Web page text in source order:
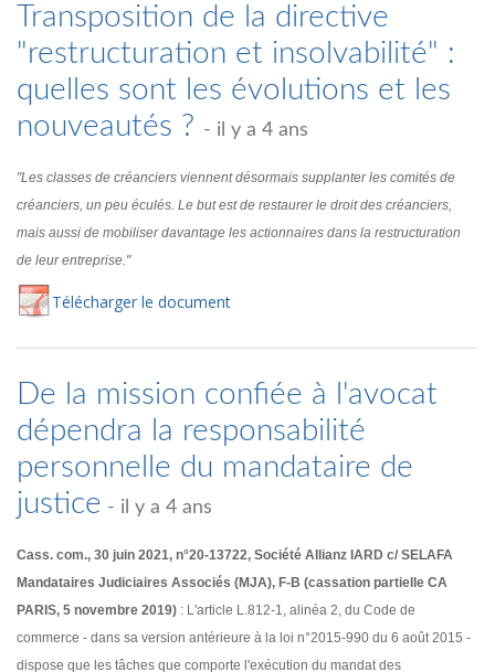
Transposition de la directive
"restructuration et insolvabilité" :
quelles sont les évolutions et les
nouveautés ? - il y a 4 ans
"Les classes de créanciers viennent désormais supplanter les comités de
créanciers, un peu éculés. Le but est de restaurer le droit des créanciers,
mais aussi de mobiliser davantage les actionnaires dans la restructuration
de leur entreprise."
Télécharger le document
De la mission confiée à l'avocat
dépendra la responsabilité
personnelle du mandataire de
justice - il y a 4 ans
Cass. com., 30 juin 2021, n°20-13722, Société Allianz IARD c/ SELAFA
Mandataires Judiciaires Associés (MJA), F-B (cassation partielle CA
PARIS, 5 novembre 2019) : L'article L.812-1, alinéa 2, du Code de
commerce - dans sa version antérieure à la loi n°2015-990 du 6 août 2015 -
dispose que les tâches que comporte l'exécution du mandat des